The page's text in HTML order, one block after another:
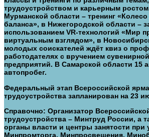
трудоустройством и карьерным
Мурманской области – тренинг «Колесо
баланса», в Нижегородской области –
использованием VR-технологий «Мир
виртуальным взглядом», в
молодых соискателей ждёт квиз о
работодателях с вручением
предприятий. В Самарской области 15
автопробег.
Федеральный этап Всероссийской
трудоустройства запланирован на 23
Справочно: Организатор
трудоустройства – Минтруд России, а
органы власти и центры занятости при
Минпромторга, Минпросвещения,